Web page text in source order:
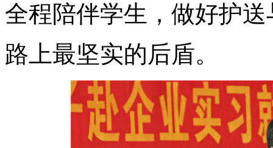
全程陪伴学生，做好护
路上最坚实的后盾。